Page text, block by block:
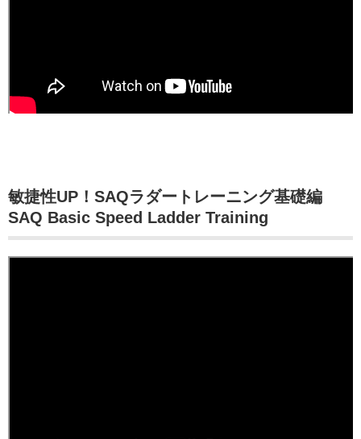
敏捷性UP！SAQラダートレーニング基礎編
SAQ Basic Speed Ladder Training